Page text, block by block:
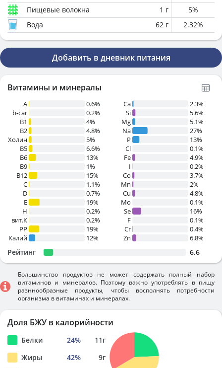
Пищевые волокна
1 г 5%
Вода
62 г 2.32%
Добавить в дневник питания
Витамины и минералы
A
0.6%
b-car
0.2%
В1
4%
B2
4.8%
Холин
5%
B5
6.6%
B6
13%
B9
1%
B12
15%
C
1.1%
D
0.7%
E
19%
H
0.2%
вит.К
0.2%
PP
19%
Калий
12%
Ca
2.3%
Si
5.6%
Mg
5.1%
Na
27%
P
13%
Cl
0.1%
Fe
4.9%
I
0.2%
Co
3.7%
Mn
2%
Cu
4.8%
Mo
0.1%
Se
16%
F
0.1%
Cr
0.4%
Zn
6.8%
Рейтинг 6.6
Большинство продуктов не может содержать полный набор
витаминов и минералов. Поэтому важно употреблять в пищу
разннообразные продукты, чтобы восполнять потребности
организма в витаминах и минералах.
Доля БЖУ в калорийности
Белки 24% 11г
Жиры
42% 9г